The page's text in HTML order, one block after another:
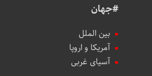
#جهان
بین الملل
آمریکا و اروپا
آسیای غربی